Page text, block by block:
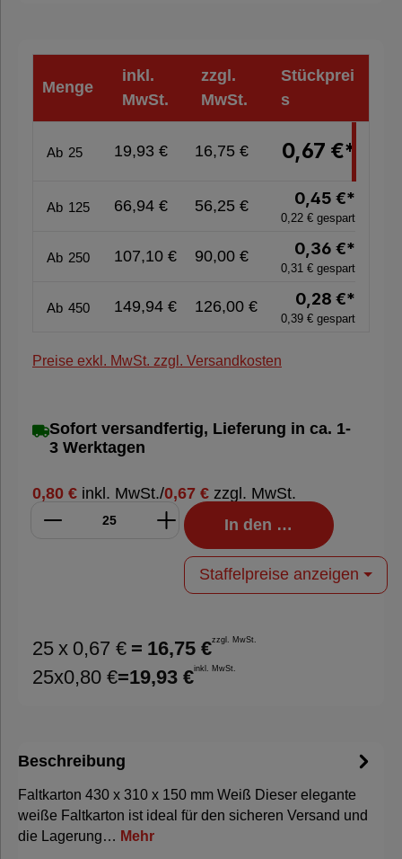
Hygieneprodukte
%
%
Verpackung
Menge
inkl.
MwSt.
zzgl.
MwSt.
Stückprei
s
Ab 25 19,93 € 16,75 € 0,67 €*
Ab 125 66,94 € 56,25 € 0,45 €*
0,22 € gespart
Ab 250 107,10 € 90,00 € 0,36 €*
0,31 € gespart
Ab 450 149,94 € 126,00 € 0,28 €*
0,39 € gespart
Preise exkl. MwSt. zzgl. Versandkosten
Sofort versandfertig, Lieferung in ca. 1-
3 Werktagen
0,80 € inkl. MwSt./0,67 € zzgl. MwSt.
In den Warenkorb
Staffelpreise anzeigen
25 x 0,67 € = 16,75 €zzgl. MwSt.
25x0,80 €=19,93 €inkl. MwSt.
Beschreibung
Faltkarton 430 x 310 x 150 mm Weiß Dieser elegante
weiße Faltkarton ist ideal für den sicheren Versand und
die Lagerung… Mehr